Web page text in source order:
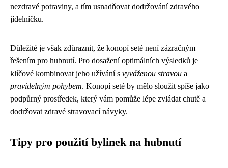
nezdravé potraviny, a tím usnadňovat dodržování zdravého
jídelníčku.
Důležité je však zdůraznit, že konopí seté není zázračným
řešením pro hubnutí. Pro dosažení optimálních výsledků je
klíčové kombinovat jeho užívání s vyváženou stravou a
pravidelným pohybem. Konopí seté by mělo sloužit spíše jako
podpůrný prostředek, který vám pomůže lépe zvládat chutě a
dodržovat zdravé stravovací návyky.
Tipy pro použití bylinek na hubnutí